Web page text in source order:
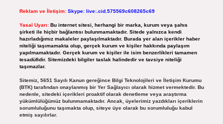
Reklam ve İletişim: Skype: live:.cid.575569c608265c69
Yasal Uyarı: Bu internet sitesi, herhangi bir marka, kurum veya şahıs
şirketi ile hiçbir bağlantısı bulunmamaktadır. Sitede yalnızca kendi
hazırladığımız makaleler paylaşılmaktadır. Burada yer alan içerikler haber
niteliği taşımamakta olup, gerçek kurum ve kişiler hakkında paylaşım
yapılmamaktadır. Gerçek kurum ve kişiler ile isim benzerlikleri tamamen
tesadüfidir. Sitemizdeki bilgiler taslak halindedir ve tavsiye niteliği
taşımazlar.
Sitemiz, 5651 Sayılı Kanun gereğince Bilgi Teknolojileri ve İletişim Kurumu
(BTK) tarafından onaylanmış bir Yer Sağlayıcı olarak hizmet vermektedir. Bu
nedenle, sitedeki içerikleri proaktif olarak denetleme veya araştırma
yükümlülüğümüz bulunmamaktadır. Ancak, üyelerimiz yazdıkları içeriklerin
sorumluluğunu taşımakta olup, siteye üye olarak bu sorumluluğu kabul
etmiş sayılırlar.